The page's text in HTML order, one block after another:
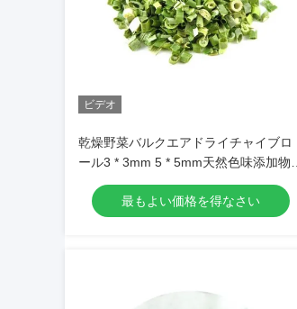
ビデオ
乾燥野菜バルクエアドライチャイブロ
ール3 * 3mm 5 * 5mm天然色味添加物な
し最大7％水分カートンパッキング高品
最もよい価格を得なさい